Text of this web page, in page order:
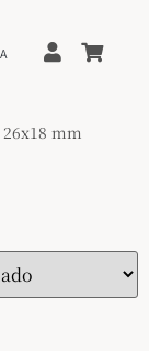
mm